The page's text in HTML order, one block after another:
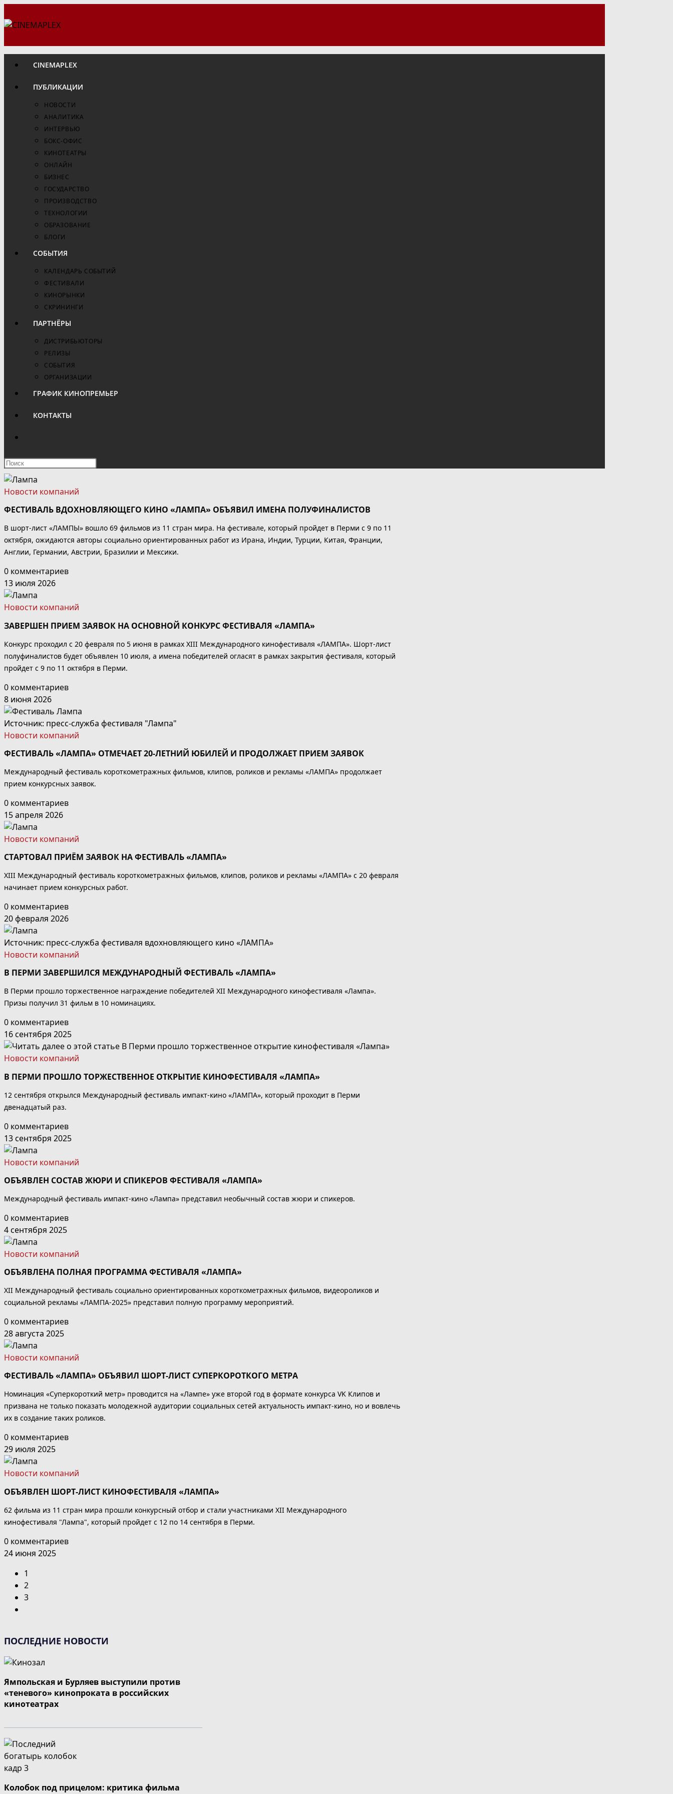
к
CINEMAPLEX
ПУБЛИКАЦИИ
НОВОСТИ
АНАЛИТИКА
ИНТЕРВЬЮ
БОКС-ОФИС
КИНОТЕАТРЫ
ОНЛАЙН
БИЗНЕС
ГОСУДАРСТВО
ПРОИЗВОДСТВО
ТЕХНОЛОГИИ
ОБРАЗОВАНИЕ
БЛОГИ
СОБЫТИЯ
КАЛЕНДАРЬ СОБЫТИЙ
ФЕСТИВАЛИ
КИНОРЫНКИ
СКРИНИНГИ
ПАРТНЁРЫ
ДИСТРИБЬЮТОРЫ
РЕЛИЗЫ
СОБЫТИЯ
ОРГАНИЗАЦИИ
ГРАФИК КИНОПРЕМЬЕР
КОНТАКТЫ
ПОИСК
ПО
САЙТУ
Нажмите
закрыть
поиска.
Новости компаний
ФЕСТИВАЛЬ ВДОХНОВЛЯЮЩЕГО КИНО «ЛАМПА» ОБЪЯВИЛ ИМЕНА ПОЛУФИНАЛИСТОВ
В шорт-лист «ЛАМПЫ» вошло 69 фильмов из 11 стран мира. На фестивале, который пройдет в Перми с 9 по 11
октября, ожидаются авторы социально ориентированных работ из Ирана, Индии, Турции, Китая, Франции,
Англии, Германии, Австрии, Бразилии и Мексики.
0 комментариев
13 июля 2026
Новости компаний
ЗАВЕРШЕН ПРИЕМ ЗАЯВОК НА ОСНОВНОЙ КОНКУРС ФЕСТИВАЛЯ «ЛАМПА»
Конкурс проходил с 20 февраля по 5 июня в рамках XIII Международного кинофестиваля «ЛАМПА». Шорт-лист
полуфиналистов будет объявлен 10 июля, а имена победителей огласят в рамках закрытия фестиваля, который
пройдет с 9 по 11 октября в Перми.
0 комментариев
8 июня 2026
Источник: пресс-служба фестиваля "Лампа"
Новости компаний
ФЕСТИВАЛЬ «ЛАМПА» ОТМЕЧАЕТ 20-ЛЕТНИЙ ЮБИЛЕЙ И ПРОДОЛЖАЕТ ПРИЕМ ЗАЯВОК
Международный фестиваль короткометражных фильмов, клипов, роликов и рекламы «ЛАМПА» продолжает
прием конкурсных заявок.
0 комментариев
15 апреля 2026
Новости компаний
СТАРТОВАЛ ПРИЁМ ЗАЯВОК НА ФЕСТИВАЛЬ «ЛАМПА»
XIII Международный фестиваль короткометражных фильмов, клипов, роликов и рекламы «ЛАМПА» с 20 февраля
начинает прием конкурсных работ.
0 комментариев
20 февраля 2026
Источник: пресс-служба фестиваля вдохновляющего кино «ЛАМПА»
Новости компаний
В ПЕРМИ ЗАВЕРШИЛСЯ МЕЖДУНАРОДНЫЙ ФЕСТИВАЛЬ «ЛАМПА»
В Перми прошло торжественное награждение победителей XII Международного кинофестиваля «Лампа».
Призы получил 31 фильм в 10 номинациях.
0 комментариев
16 сентября 2025
Новости компаний
В ПЕРМИ ПРОШЛО ТОРЖЕСТВЕННОЕ ОТКРЫТИЕ КИНОФЕСТИВАЛЯ «ЛАМПА»
12 сентября открылся Международный фестиваль импакт-кино «ЛАМПА», который проходит в Перми
двенадцатый раз.
0 комментариев
13 сентября 2025
Новости компаний
ОБЪЯВЛЕН СОСТАВ ЖЮРИ И СПИКЕРОВ ФЕСТИВАЛЯ «ЛАМПА»
Международный фестиваль импакт-кино «Лампа» представил необычный состав жюри и спикеров.
0 комментариев
4 сентября 2025
Новости компаний
ОБЪЯВЛЕНА ПОЛНАЯ ПРОГРАММА ФЕСТИВАЛЯ «ЛАМПА»
XII Международный фестиваль социально ориентированных короткометражных фильмов, видеороликов и
социальной рекламы «ЛАМПА-2025» представил полную программу мероприятий.
0 комментариев
28 августа 2025
Новости компаний
ФЕСТИВАЛЬ «ЛАМПА» ОБЪЯВИЛ ШОРТ-ЛИСТ СУПЕРКОРОТКОГО МЕТРА
Номинация «Суперкороткий метр» проводится на «Лампе» уже второй год в формате конкурса VK Клипов и
призвана не только показать молодежной аудитории социальных сетей актуальность импакт-кино, но и вовлечь
их в создание таких роликов.
0 комментариев
29 июля 2025
Новости компаний
ОБЪЯВЛЕН ШОРТ-ЛИСТ КИНОФЕСТИВАЛЯ «ЛАМПА»
62 фильма из 11 стран мира прошли конкурсный отбор и стали участниками XII Международного
кинофестиваля "Лампа", который пройдет с 12 по 14 сентября в Перми.
0 комментариев
24 июня 2025
1
2
3
страницу
ПОСЛЕДНИЕ НОВОСТИ
Ямпольская и Бурляев выступили против
«теневого» кинопроката в российских
кинотеатрах
Колобок под прицелом: критика фильма